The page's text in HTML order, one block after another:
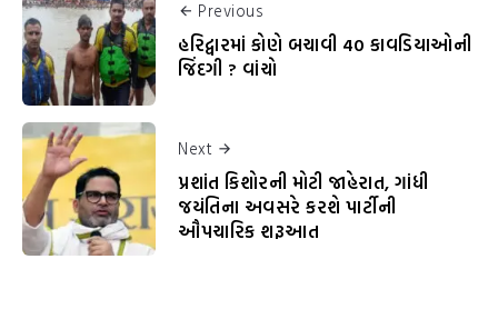
Previous
હરિદ્વારમાં કોણે બચાવી 40 કાવડિયાઓની
જિંદગી ? વાંચો
Next
પ્રશાંત કિશોરની મોટી જાહેરાત, ગાંધી
જયંતિના અવસરે કરશે પાર્ટીની
ઔપચારિક શરૂઆત